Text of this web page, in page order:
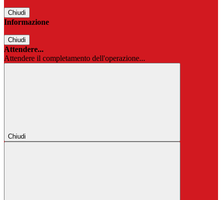
Chiudi
Informazione
Chiudi
Attendere...
Attendere il completamento dell'operazione...
Chiudi